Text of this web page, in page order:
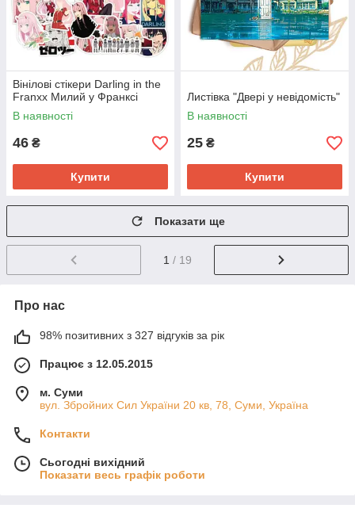
Вінілові стікери Darling in the
Franxx Милий у Франксі
В наявності
46 ₴
Купити
Листівка "Двері у невідомість"
В наявності
25 ₴
Купити
Показати ще
1 / 19
Про нас
98% позитивних з 327 відгуків за рік
Працює з 12.05.2015
м. Суми
вул. Збройних Сил України 20 кв, 78, Суми, Україна
Контакти
Сьогодні вихідний
Показати весь графік роботи